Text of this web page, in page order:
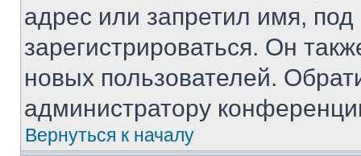
адрес или запретил имя,
зарегистрироваться. Он
новых пользователей.
администратору
Вернуться к началу